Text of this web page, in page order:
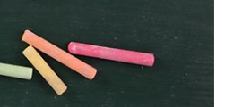
解釈